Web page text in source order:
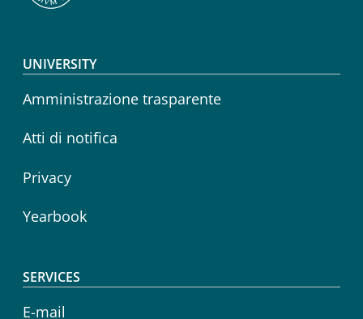
Footer menu
UNIVERSITY
Amministrazione trasparente
Atti di notifica
Privacy
Yearbook
SERVICES
E-mail